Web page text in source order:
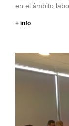
en el ámbito
+ info